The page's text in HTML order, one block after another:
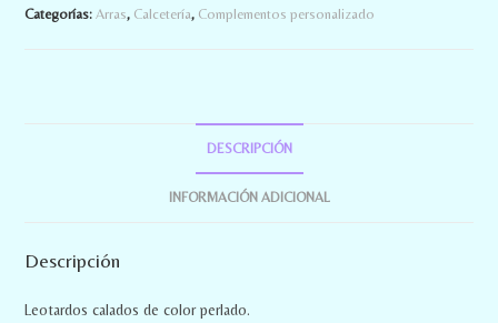
Categorías: Arras, Calcetería, Complementos personalizado
DESCRIPCIÓN
INFORMACIÓN ADICIONAL
Descripción
Leotardos calados de color perlado.